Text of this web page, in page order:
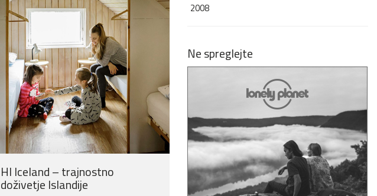
HI Iceland – trajnostno
doživetje Islandije
2008
Ne spreglejte